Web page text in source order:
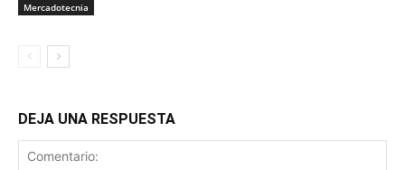
Mercadotecnia
DEJA UNA RESPUESTA